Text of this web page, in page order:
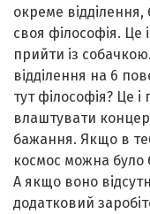
окреме
своя філософія. Це
прийти із
відділення на 6
тут філософія? Це
влаштувати
бажання. Якщо в
космос можна було
А якщо воно
додатковий